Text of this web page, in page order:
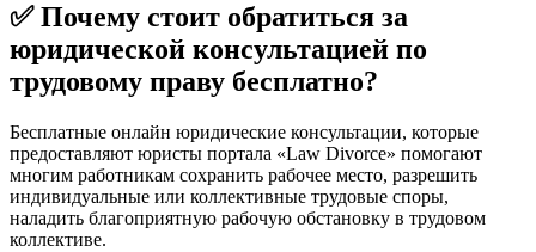
✅ Почему стоит обратиться за
юридической консультацией по
трудовому праву бесплатно?
Бесплатные онлайн юридические консультации, которые
предоставляют юристы портала «Law Divorce» помогают
многим работникам сохранить рабочее место, разрешить
индивидуальные или коллективные трудовые споры,
наладить благоприятную рабочую обстановку в трудовом
коллективе.